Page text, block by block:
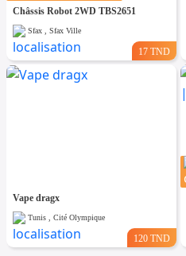
Châssis Robot 2WD TBS2651
Sfax , Sfax Ville
17 TND
Vape dragx
Tunis , Cité Olympique
120 TND